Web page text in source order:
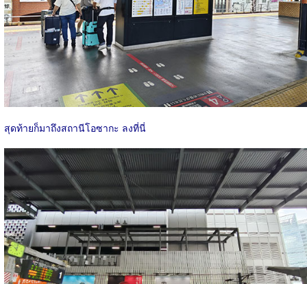
สุดท้ายก็มาถึงสถานีโอซากะ ลงที่นี่